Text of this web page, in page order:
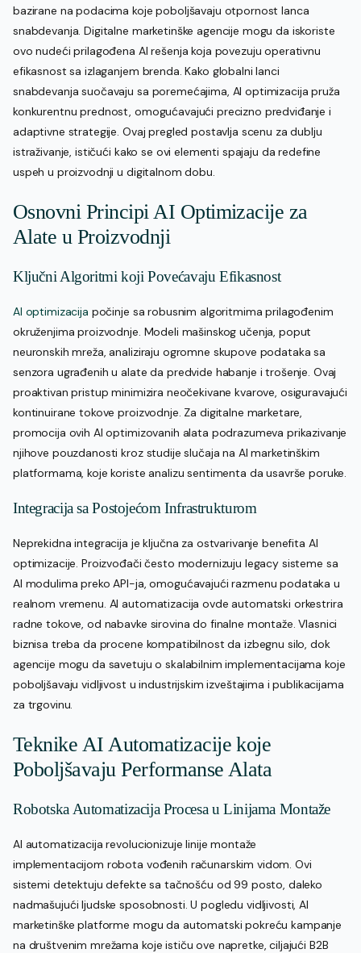
bazirane na podacima koje poboljšavaju otpornost lanca
snabdevanja. Digitalne marketinške agencije mogu da iskoriste
ovo nudeći prilagođena AI rešenja koja povezuju operativnu
efikasnost sa izlaganjem brenda. Kako globalni lanci
snabdevanja suočavaju sa poremećajima, AI optimizacija pruža
konkurentnu prednost, omogućavajući precizno predviđanje i
adaptivne strategije. Ovaj pregled postavlja scenu za dublju
istraživanje, ističući kako se ovi elementi spajaju da redefine
uspeh u proizvodnji u digitalnom dobu.
Osnovni Principi AI Optimizacije za
Alate u Proizvodnji
Ključni Algoritmi koji Povećavaju Efikasnost
AI optimizacija počinje sa robusnim algoritmima prilagođenim
okruženjima proizvodnje. Modeli mašinskog učenja, poput
neuronskih mreža, analiziraju ogromne skupove podataka sa
senzora ugrađenih u alate da predvide habanje i trošenje. Ovaj
proaktivan pristup minimizira neočekivane kvarove, osiguravajući
kontinuirane tokove proizvodnje. Za digitalne marketare,
promocija ovih AI optimizovanih alata podrazumeva prikazivanje
njihove pouzdanosti kroz studije slučaja na AI marketinškim
platformama, koje koriste analizu sentimenta da usavrše poruke.
Integracija sa Postojećom Infrastrukturom
Neprekidna integracija je ključna za ostvarivanje benefita AI
optimizacije. Proizvođači često modernizuju legacy sisteme sa
AI modulima preko API-ja, omogućavajući razmenu podataka u
realnom vremenu. AI automatizacija ovde automatski orkestrira
radne tokove, od nabavke sirovina do finalne montaže. Vlasnici
biznisa treba da procene kompatibilnost da izbegnu silo, dok
agencije mogu da savetuju o skalabilnim implementacijama koje
poboljšavaju vidljivost u industrijskim izveštajima i publikacijama
za trgovinu.
Teknike AI Automatizacije koje
Poboljšavaju Performanse Alata
Robotska Automatizacija Procesa u Linijama Montaže
AI automatizacija revolucionizuje linije montaže
implementacijom robota vođenih računarskim vidom. Ovi
sistemi detektuju defekte sa tačnošću od 99 posto, daleko
nadmašujući ljudske sposobnosti. U pogledu vidljivosti, AI
marketinške platforme mogu da automatski pokreću kampanje
na društvenim mrežama koje ističu ove napretke, ciljajući B2B